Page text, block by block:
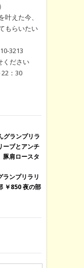
えた今、
もらいたい
3213
ください
22：30
グランプリラ
ーブとアンチ
豚肩ロースタ
ンプリラリ
￥850 夜の部